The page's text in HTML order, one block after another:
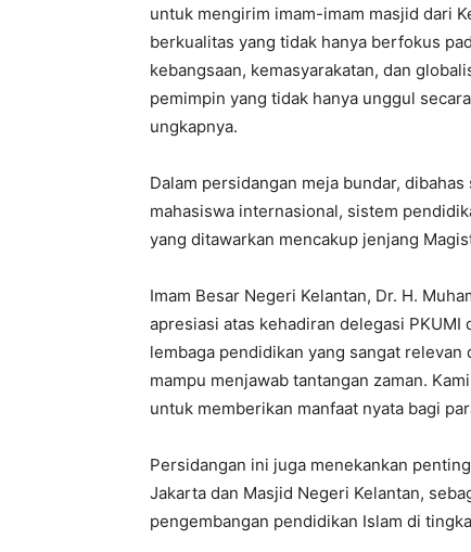
untuk mengirim imam-imam masjid dari
berkualitas yang tidak hanya berfokus
kebangsaan, kemasyarakatan, dan
pemimpin yang tidak hanya unggul
ungkapnya.
Dalam persidangan meja bundar,
mahasiswa internasional, sistem
yang ditawarkan mencakup jenjang
Imam Besar Negeri Kelantan, Dr. H.
apresiasi atas kehadiran delegasi PKUMI
lembaga pendidikan yang sangat relevan
mampu menjawab tantangan zaman.
untuk memberikan manfaat nyata bagi
Persidangan ini juga menekankan
Jakarta dan Masjid Negeri Kelantan,
pengembangan pendidikan Islam di